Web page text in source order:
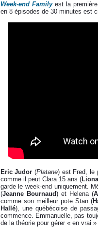
Week-end Familyest la
en 8 épisodes de 30 minutes est
Eric Judor (Platane) est Fred, le
comme il peut Clara 15 ans (
garde le week-end uniquement.
(Jeanne Bournaud) et Helena (
comme son meilleur pote Stan (
Hallé), une québécoise de
commence. Emmanuelle, pas
de la théorie pour gérer « en vrai